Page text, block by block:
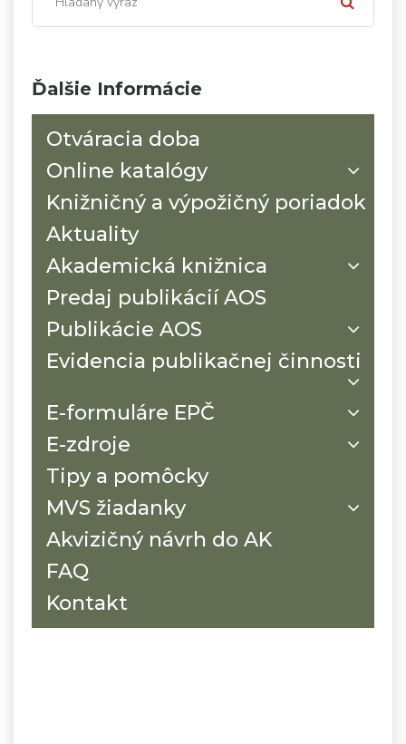
Ďalšie Informácie
Otváracia doba
Online katalógy
Knižničný a výpožičný poriadok
Aktuality
Akademická knižnica
Predaj publikácií AOS
Publikácie AOS
Evidencia publikačnej činnosti
E-formuláre EPČ
E-zdroje
Tipy a pomôcky
MVS žiadanky
Akvizičný návrh do AK
FAQ
Kontakt